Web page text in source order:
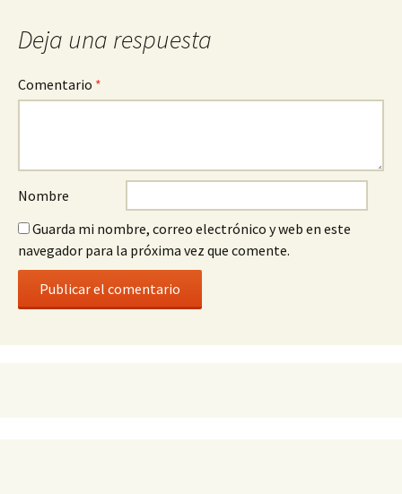
entrada
Deja una respuesta
Comentario *
Nombre
Guarda mi nombre, correo electrónico y web en este
navegador para la próxima vez que comente.